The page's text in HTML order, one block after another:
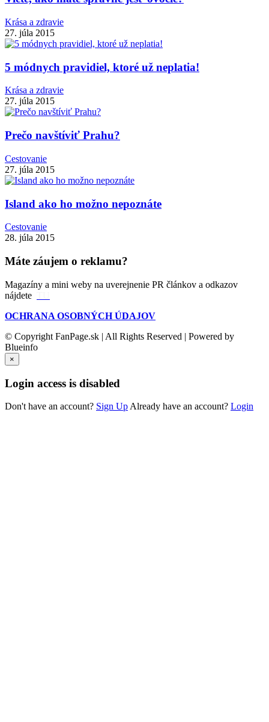
Krása a zdravie
27. júla 2015
5 módnych pravidiel, ktoré už neplatia!
Krása a zdravie
27. júla 2015
Prečo navštíviť Prahu?
Cestovanie
27. júla 2015
Island ako ho možno nepoznáte
Cestovanie
28. júla 2015
Máte záujem o reklamu?
Magazíny a mini weby na uverejnenie PR článkov a odkazov
nájdete
OCHRANA OSOBNÝCH ÚDAJOV
© Copyright FanPage.sk | All Rights Reserved | Powered by
Blueinfo
×
Login access is disabled
Don't have an account? Sign Up Already have an account? Login